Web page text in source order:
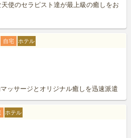
使のセラピスト達が最上級の癒しをお
ホテル
自宅
ッサージとオリジナル癒しを迅速派遣
ホテル